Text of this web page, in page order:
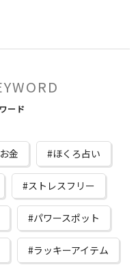
ード
お金 ほくろ占い
ストレスフリー
パワースポット
ラッキーアイテム